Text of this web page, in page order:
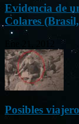
Evidencia de
Colares
Ene 21, 2012
Posibles